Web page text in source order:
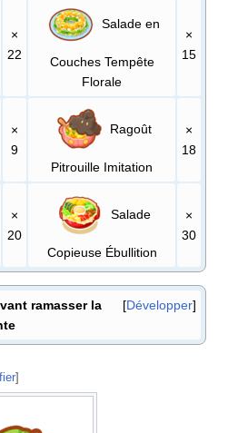
×
22
Salade en
Couches Tempête
Florale
×
15
×
9
Ragoût
Pitrouille Imitation
×
18
×
20
Salade
Copieuse Ébullition
×
30
Développer
ramasser la
]